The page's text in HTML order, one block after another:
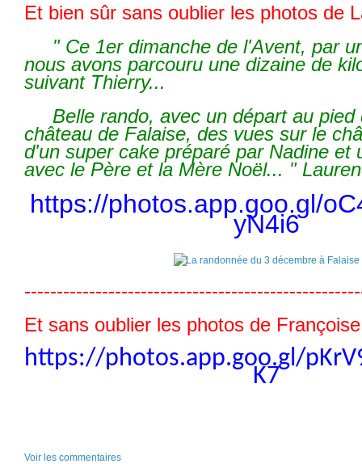
Et bien sûr sans oublier les photos de
" Ce 1er dimanche de l'Avent, par
nous avons parcouru une dizaine de
suivant Thierry...
Belle rando, avec un départ au pied
château de Falaise, des vues sur le
d'un super cake préparé par Nadine et
avec le Père et la Mère Noël... "
https://photos.app.goo.gl/
yN4i6
Et sans oublier les photos de
https://photos.app.goo.gl/
K7
Voir les commentaires